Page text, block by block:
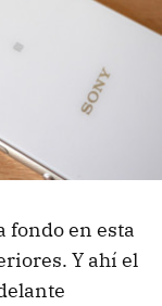
fondo en esta
Y ahí el